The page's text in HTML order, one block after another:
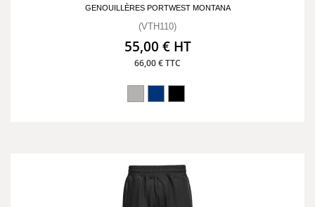
GENOUILLÈRES PORTWEST MONTANA
(VTH110)
55,00 € HT
66,00 € TTC